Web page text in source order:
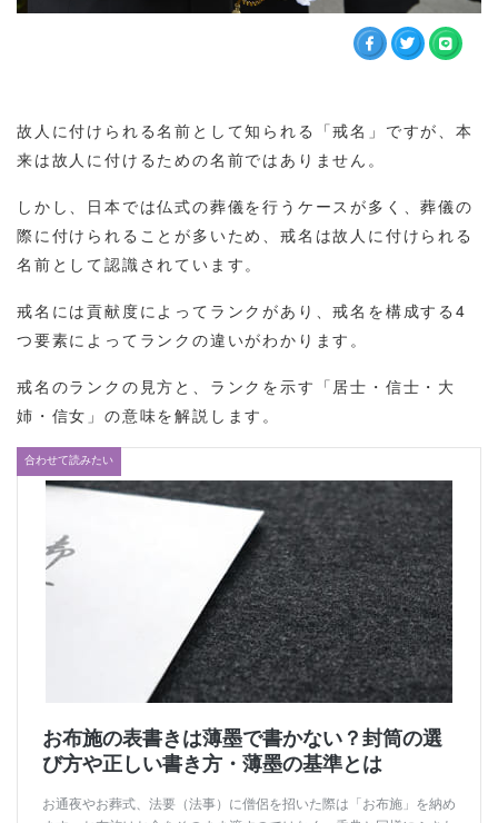
故人に付けられる名前として知られる「戒名」ですが、本
来は故人に付けるための名前ではありません。
しかし、日本では仏式の葬儀を行うケースが多く、葬儀の
際に付けられることが多いため、戒名は故人に付けられる
名前として認識されています。
戒名には貢献度によってランクがあり、戒名を構成する4
つ要素によってランクの違いがわかります。
戒名のランクの見方と、ランクを示す「居士・信士・大
姉・信女」の意味を解説します。